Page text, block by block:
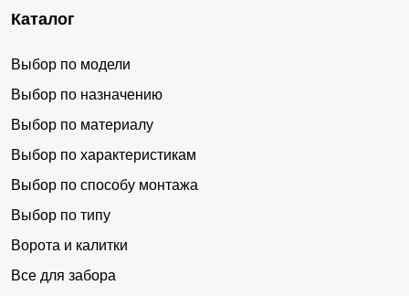
Каталог
Выбор по модели
Выбор по назначению
Выбор по материалу
Выбор по характеристикам
Выбор по способу монтажа
Выбор по типу
Ворота и калитки
Все для забора